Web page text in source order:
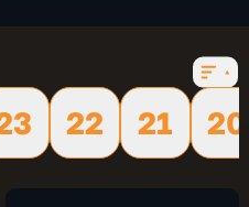
22 21
20